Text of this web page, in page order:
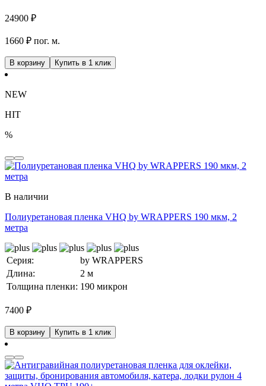
24900 ₽
1660 ₽ пог. м.
В корзину Купить в 1 клик
NEW
HIT
%
В наличии
Полиуретановая пленка VHQ by WRAPPERS 190 мкм, 2
метра
Серия:
by WRAPPERS
Длина:
2 м
Толщина пленки: 190 микрон
7400 ₽
В корзину Купить в 1 клик